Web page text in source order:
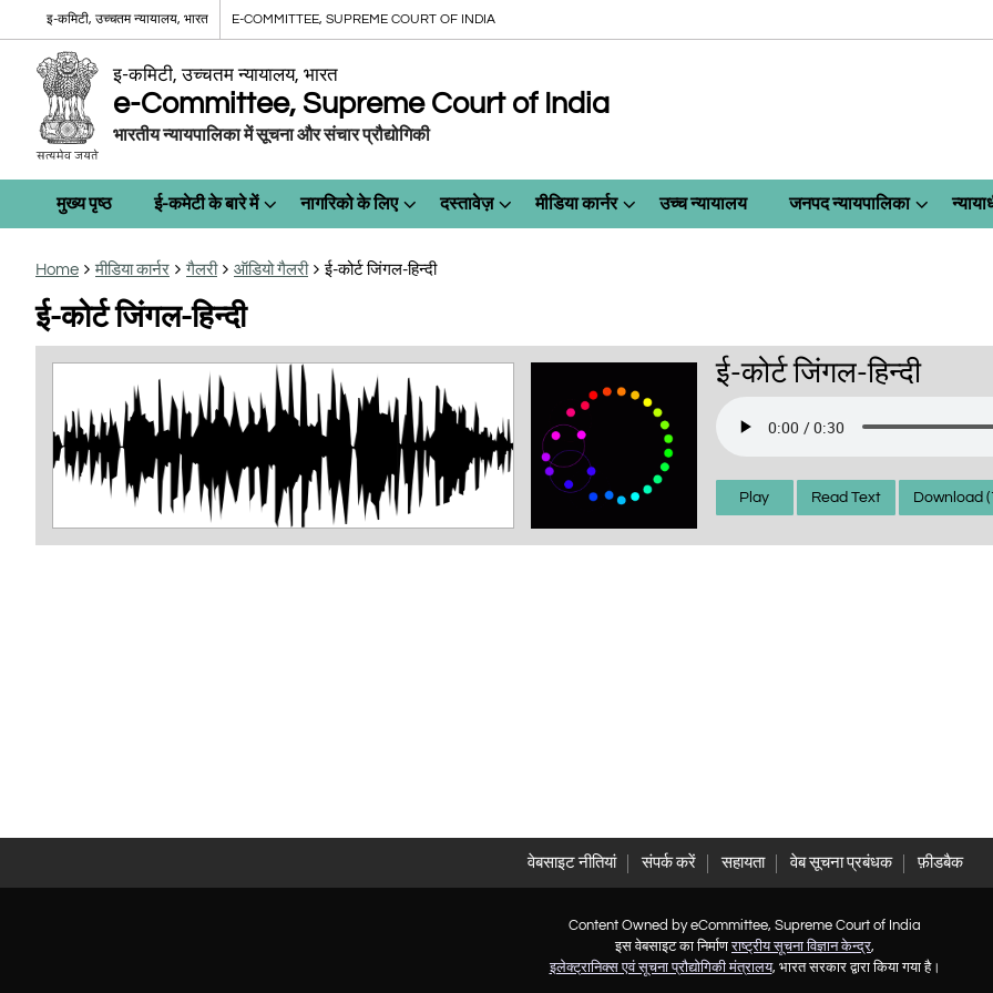
इ-कमिटी, उच्चतम न्यायालय, भारत E-COMMITTEE, SUPREME COURT OF INDIA
इ-कमिटी, उच्चतम न्यायालय, भारत
e-Committee, Supreme Court of India
भारतीय न्यायपालिका में सूचना और संचार प्रौद्योगिकी
मुख्य पृष्ठ ई-कमेटी के बारे में नागरिको के लिए दस्तावेज़ मीडिया कार्नर उच्च न्यायालय जनपद न्यायपालिका
Home मीडिया कार्नर गैलरी ऑडियो गैलरी ई-कोर्ट जिंगल-हिन्दी
ई-कोर्ट जिंगल-हिन्दी
ई-कोर्ट जिंगल-हिन्दी
Play Read Text Download
वेबसाइट नीतियां संपर्क करें सहायता वेब सूचना प्रबंधक फ़ीडबैक
Content Owned by eCommittee, Supreme Court of India
इस वेबसाइट का निर्माणराष्ट्रीय सूचना विज्ञान केन्द्र,
इलेक्ट्रानिक्स एवं सूचना प्रौद्योगिकी मंत्रालय, भारत सरकार द्वारा किया गया है।